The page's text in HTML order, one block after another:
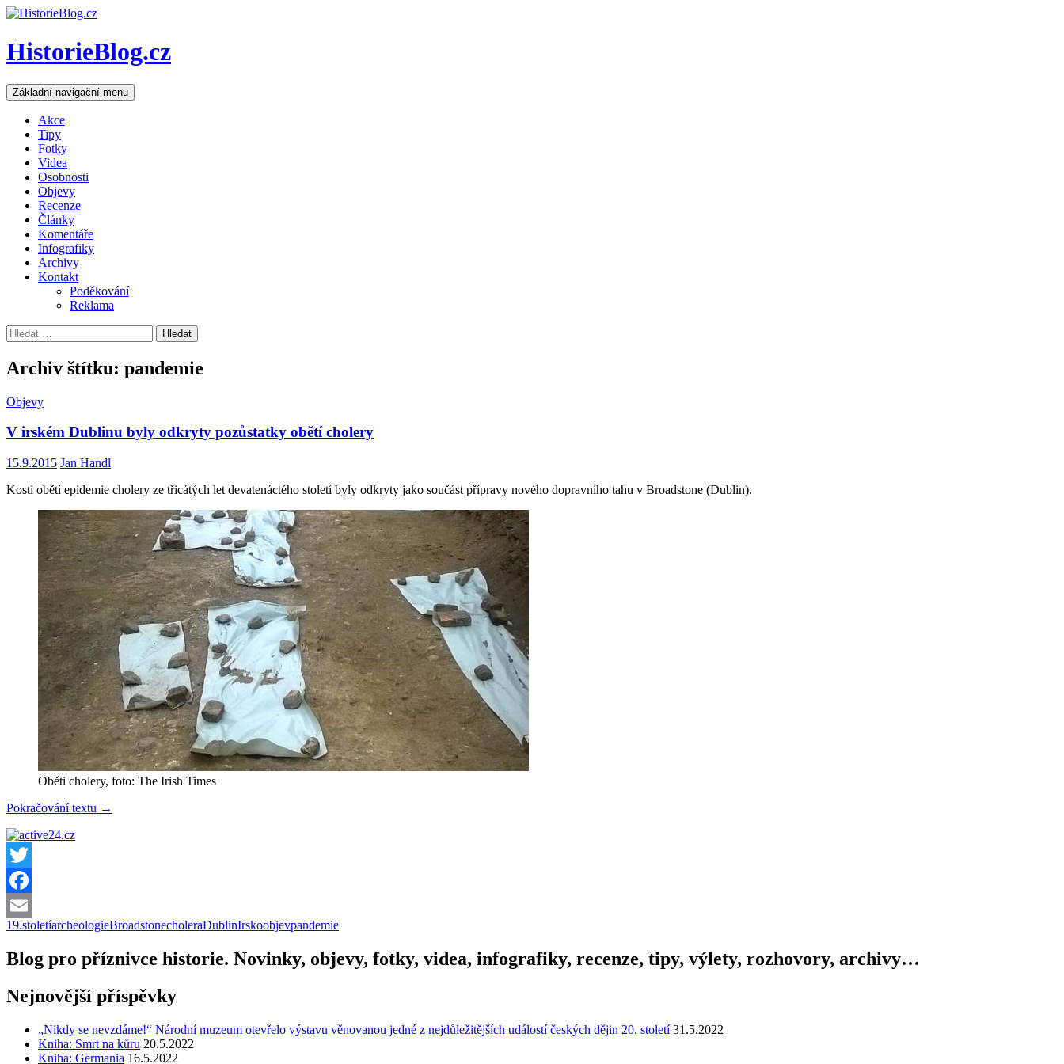
HistorieBlog.cz
Hledat
Základní navigační menu Přejít
k
Akce
Tipy
Fotky
Videa
Osobnosti
Objevy
Recenze
Články
Komentáře
Infografiky
Archivy
Kontakt
Poděkování
Reklama
Vyhledávání
Archiv štítku: pandemie
Objevy
V irském Dublinu byly odkryty pozůstatky obětí cholery
15.9.2015 Jan Handl
Kosti obětí epidemie cholery ze třicátých let devatenáctého století byly odkryty jako součást přípravy nového dopravního tahu v Broadstone (Dublin).
Oběti cholery, foto: The Irish Times
Pokračování textu V
→
Twitter
Facebook
Email
19.stoletíarcheologieBroadstonecholeraDublinIrskoobjevpandemie
Blog pro příznivce historie. Novinky, objevy, fotky, videa, infografiky, recenze, tipy, výlety, rozhovory, archivy…
Nejnovější příspěvky
„Nikdy se nevzdáme!“ Národní muzeum otevřelo výstavu věnovanou jedné z nejdůležitějších událostí českých dějin 20. století 31.5.2022
Kniha: Smrt na kůru 20.5.2022
Kniha: Germania 16.5.2022